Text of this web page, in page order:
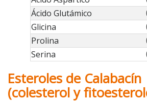
Ácido Glutámico
Glicina
Prolina
Serina
Esteroles de Calabacín
(colesterol y